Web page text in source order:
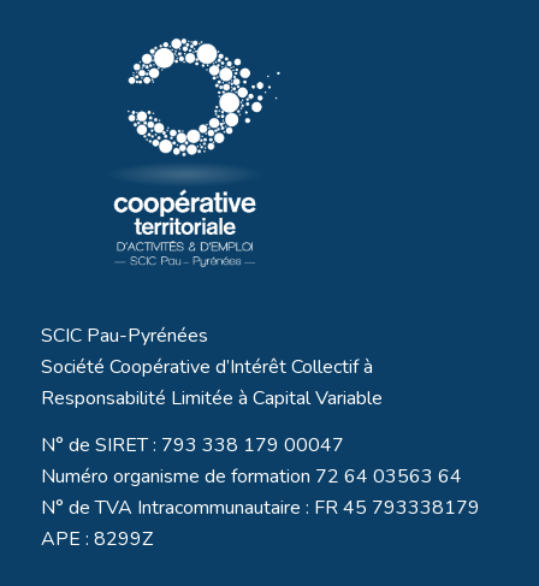
SCIC Pau-Pyrénées
Société Coopérative d’Intérêt Collectif à
Responsabilité Limitée à Capital Variable
N° de SIRET : 793 338 179 00047
Numéro organisme de formation 72 64 03563 64
N° de TVA Intracommunautaire : FR 45 793338179
APE : 8299Z